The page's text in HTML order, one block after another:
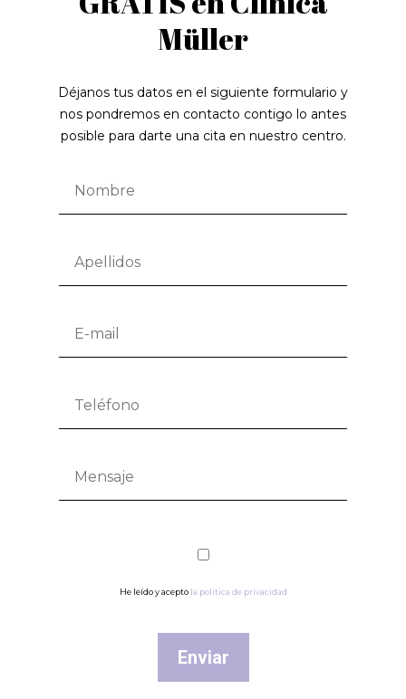
Müller
Déjanos tus datos en el siguiente formulario y
nos pondremos en contacto contigo lo antes
posible para darte una cita en nuestro centro.
He leído y acepto la política de privacidad